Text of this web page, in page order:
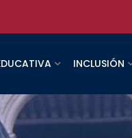
INCLUSIÓN